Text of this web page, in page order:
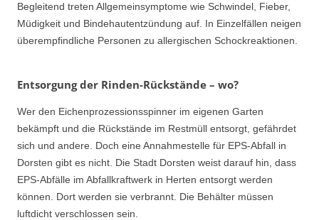
Begleitend treten Allgemeinsymptome wie Schwindel, Fieber,
Müdigkeit und Bindehautentzündung auf. In Einzelfällen neigen
überempfindliche Personen zu allergischen Schockreaktionen.
Entsorgung der Rinden-Rückstände – wo?
Wer den Eichenprozessionsspinner im eigenen Garten
bekämpft und die Rückstände im Restmüll entsorgt, gefährdet
sich und andere. Doch eine Annahmestelle für EPS-Abfall in
Dorsten gibt es nicht. Die Stadt Dorsten weist darauf hin, dass
EPS-Abfälle im Abfallkraftwerk in Herten entsorgt werden
können. Dort werden sie verbrannt. Die Behälter müssen
luftdicht verschlossen sein.